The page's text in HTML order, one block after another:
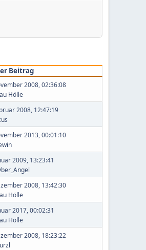
Beitrag
2008, 02:36:08
Hölle
2008, 12:47:19
2013, 00:01:10
2009, 13:23:41
2008, 13:42:30
Hölle
2017, 00:02:31
Hölle
2008, 18:23:22